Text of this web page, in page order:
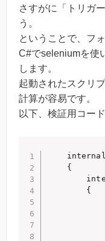
さすがに「トリガ
う。
ということで、フ
C#でseleniumを使
します。
起動されたスクリ
計算が容易です。
以下、検証用コー
    {
        {